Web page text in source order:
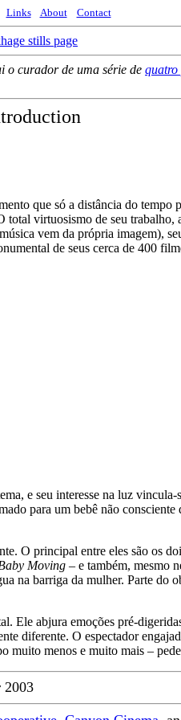
Links About Contact
stills page
o curador de uma série de quatro
que só a distância do tempo
virtuosismo de seu trabalho,
vem da própria imagem),
de seus cerca de 400
e seu interesse na luz
para um bebê não consciente
O principal entre eles são os
Moving – e também, mesmo
na barriga da mulher. Parte do
Ele abjura emoções pré-
diferente. O espectador
muito menos e muito mais –
2003